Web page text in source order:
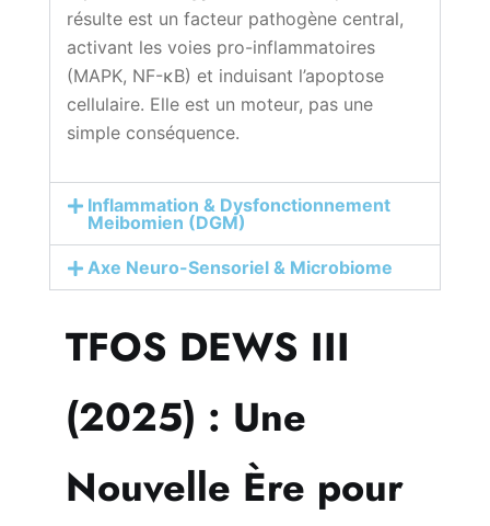
résulte est un facteur pathogène central,
activant les voies pro-inflammatoires
(MAPK, NF-κB) et induisant l’apoptose
cellulaire. Elle est un moteur, pas une
simple conséquence.
Inflammation & Dysfonctionnement
Meibomien (DGM)
Axe Neuro-Sensoriel & Microbiome
TFOS DEWS III
(2025) : Une
Nouvelle Ère pour